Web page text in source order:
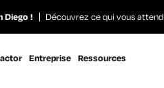
Diego ! Découvrez ce qui vous attend
Entreprise Ressources